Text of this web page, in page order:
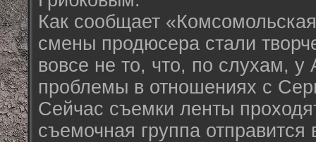
Как сообщает
смены продюсера стали
вовсе не то, что, по слухам, у
проблемы в отношениях с
Сейчас съемки ленты
съемочная группа